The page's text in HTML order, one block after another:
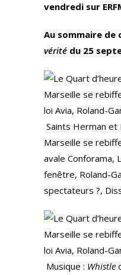
vendredi sur
Au sommaire de
vérité du 25
Saints Herman et
Marseille se
avale Conforama,
fenêtre, Roland-
spectateurs ?,
Musique : Whistle